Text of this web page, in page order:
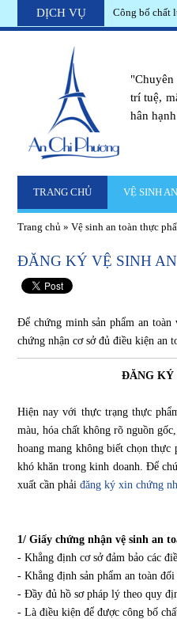
DỊCH VỤ Công bố chất
Công bố thực
Tp.HCM
"Chuyên
trí tuệ,
hân
TRANG CHỦ VỆ SINH
Trang chủ » Vệ sinh an toàn thực
ĐĂNG KÝ VỆ SINH
Để chứng minh sản phẩm an toàn
chứng nhận cơ sở đủ điều kiện an
ĐĂNG KÝ
Hiện nay với thực trạng thực
màu, hóa chất không rõ nguồn
hoang mang không biết chọn thực
khó khăn trong kinh doanh. Để
xuất cần phải đăng ký xin chứng
1/ Giấy chứng nhận vệ sinh an
- Khẳng định cơ sở đảm bảo các
- Khẳng định sản phẩm an toàn
- Đầy đủ hồ sơ pháp lý theo quy
- Là điều kiện để được công bố